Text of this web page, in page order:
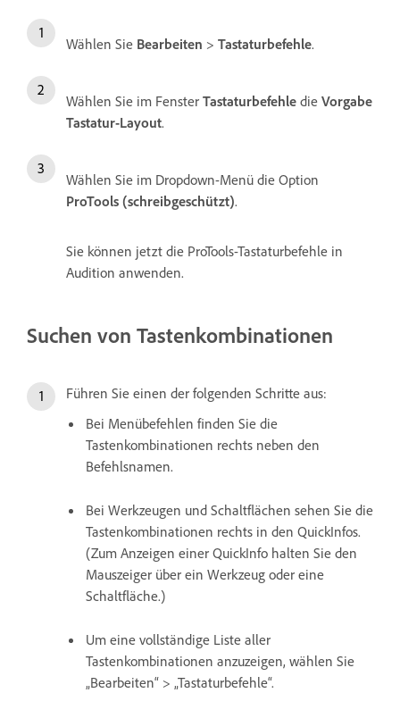
Wählen Sie Bearbeiten > Tastaturbefehle.
Wählen Sie im Fenster Tastaturbefehle die Vorgabe
Tastatur-Layout.
Wählen Sie im Dropdown-Menü die Option
ProTools (schreibgeschützt).
Sie können jetzt die ProTools-Tastaturbefehle in
Audition anwenden.
Suchen von Tastenkombinationen
Führen Sie einen der folgenden Schritte aus:
Bei Menübefehlen finden Sie die
Tastenkombinationen rechts neben den
Befehlsnamen.
Bei Werkzeugen und Schaltflächen sehen Sie die
Tastenkombinationen rechts in den QuickInfos.
(Zum Anzeigen einer QuickInfo halten Sie den
Mauszeiger über ein Werkzeug oder eine
Schaltfläche.)
Um eine vollständige Liste aller
Tastenkombinationen anzuzeigen, wählen Sie
„Bearbeiten“ > „Tastaturbefehle“.